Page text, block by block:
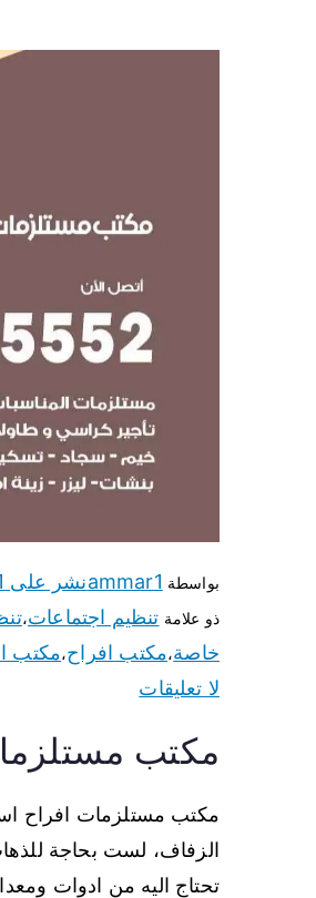
بواسطة ammar1نشر على
ذو علامة تنظيم اجتماعات،
خاصة،مكتب افراح،مكتب
لا تعليقات
مكتب
مكتب مستلزمات افراح
الزفاف، لست بحاجة
تحتاج اليه من ادوات